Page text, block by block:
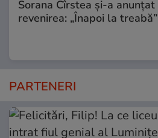
Sorana Cîrstea și-a anunțat
revenirea: „Înapoi la treabă”
PARTENERI